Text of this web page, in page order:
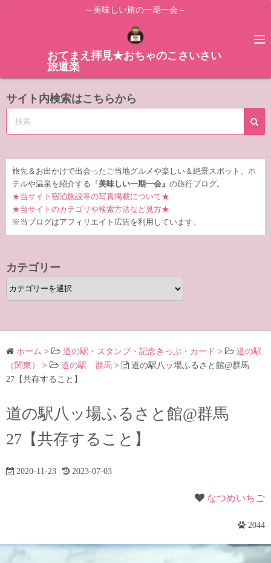
ス
ッ
～美味しい旅の一期一会～
おてまえ拝見★おちゃのこさいさい
旅道楽
サイト内検索はこちらから
旅先＆お出かけで出会ったご当地グルメや楽しい＆絶景スポット、ホ
テルや温泉を紹介する『 美味しい一期一会』 の旅行ブログ。
★当サイト宿泊施設等の写真掲載について★
★当サイトのカテゴリや検索方法など見方★
※当ブログはアフィリエイト広告を利用しています。
カテゴリー
カ
テ
リ
ー ホーム > 道の駅・スタンプ・記念きっぷ・カード >
道の駅
（関東）
> 道の駅 群馬 >
道の駅八ッ場ふるさと館@群馬
27【共存すること】
道の駅八ッ場ふるさと館@群馬
27【共存すること】
2020-11-23 2023-07-03
なつめいちご
2044